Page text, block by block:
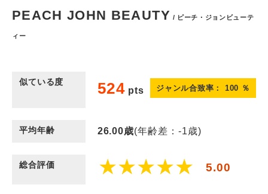
PEACH JOHN BEAUTY / ピーチ・ジョンビューテ
ィー
似ている度 524 pts ジャンル合致率： 100 ％
平均年齢 26.00歳(年齢差：-1歳)
総合評価 5.00